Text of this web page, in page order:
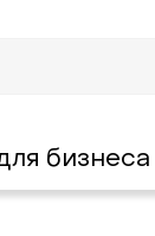
бизнеса